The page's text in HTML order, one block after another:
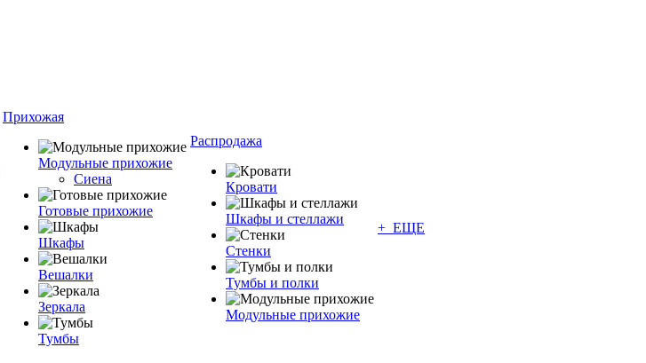
Прихожая
Модульные прихожие
Сиена
Готовые прихожие
Шкафы
Вешалки
Зеркала
Тумбы
Распродажа
Кровати
Шкафы и стеллажи
Стенки
Тумбы и полки
Модульные прихожие
+ ЕЩЕ